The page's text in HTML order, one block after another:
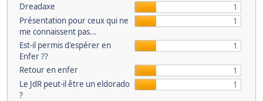
Dreadaxe
1
Présentation pour ceux qui ne
me connaissent pas...
1
Est-il permis d'espérer en
Enfer ??
1
Retour en enfer
1
Le JdR peut-il être un eldorado
?
1